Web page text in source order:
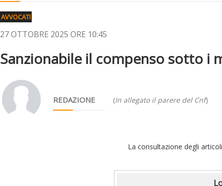
AVVOCATI
27 OTTOBRE 2025 ORE 10:45
Sanzionabile il compenso sotto i
REDAZIONE (In allegato il parere del Cnf)
La consultazione degli